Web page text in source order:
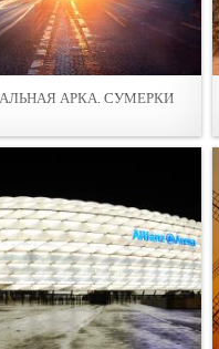
АРКА. СУМЕРКИ